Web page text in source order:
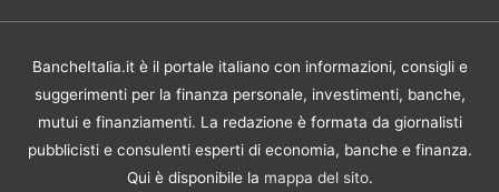
BancheItalia.it è il portale italiano con informazioni, consigli e
suggerimenti per la finanza personale, investimenti, banche,
mutui e finanziamenti. La redazione è formata da giornalisti
pubblicisti e consulenti esperti di economia, banche e finanza.
Qui è disponibile la mappa del sito.